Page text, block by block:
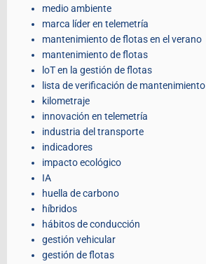
medio ambiente
marca líder en telemetría
mantenimiento de flotas en el verano
mantenimiento de flotas
loT en la gestión de flotas
lista de verificación de mantenimiento
kilometraje
innovación en telemetría
industria del transporte
indicadores
impacto ecológico
IA
huella de carbono
híbridos
hábitos de conducción
gestión vehicular
gestión de flotas